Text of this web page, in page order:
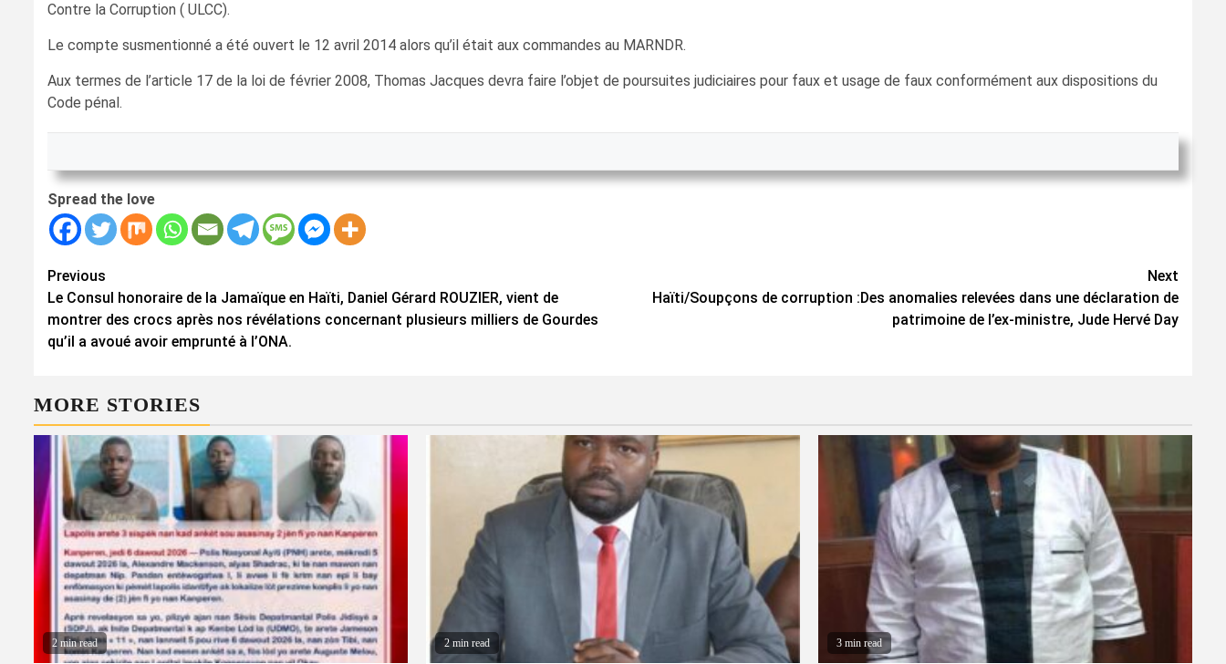
Contre la Corruption ( ULCC).
Le compte susmentionné a été ouvert le 12 avril 2014 alors qu’il était aux commandes au MARNDR.
Aux termes de l’article 17 de la loi de février 2008, Thomas Jacques devra faire l’objet de poursuites judiciaires pour faux et usage de faux conformément aux dispositions du
Code pénal.
Spread the love
Continue
Reading
Previous
Le Consul honoraire de la Jamaïque en Haïti, Daniel Gérard ROUZIER, vient de
montrer des crocs après nos révélations concernant plusieurs milliers de Gourdes
qu’il a avoué avoir emprunté à l’ONA.
Next
Haïti/Soupçons de corruption :Des anomalies relevées dans une déclaration de
patrimoine de l’ex-ministre, Jude Hervé Day
MORE STORIES
2 min read 2 min read 3 min read